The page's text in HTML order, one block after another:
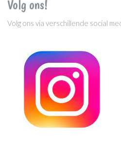
Volg ons!
Volg ons via verschillende social